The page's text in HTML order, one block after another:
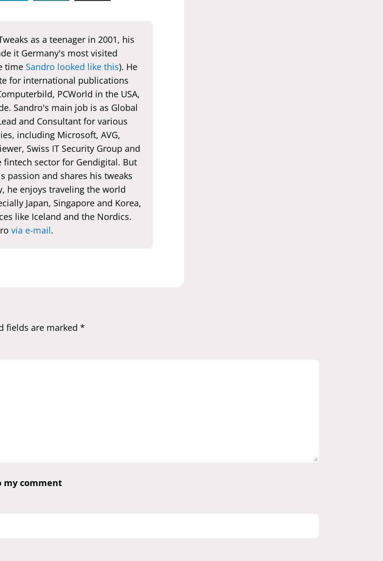
as a teenager in 2001, his
it Germany's most visited
time Sandro looked like this). He
for international publications
PCWorld in the USA,
Sandro's main job is as Global
and Consultant for various
including Microsoft, AVG,
Swiss IT Security Group and
sector for Gendigital. But
passion and shares his tweaks
he enjoys traveling the world
Japan, Singapore and Korea,
like Iceland and the Nordics.
via e-mail.
fields are marked *
my comment